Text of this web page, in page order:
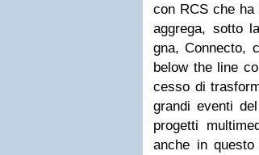
con RCS che
aggrega, sotto
gna, Con­necto,
below the line
cesso di
grandi eventi
pro­getti
anche in